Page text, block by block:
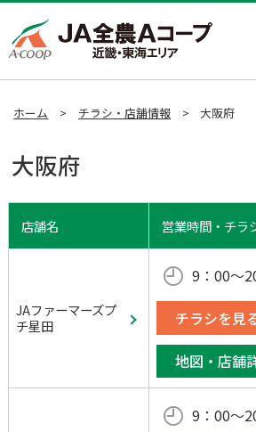
ホーム > チラシ・店舗情報 > 大阪府
大阪府
店舗名 営業時間・チラ
JAファーマーズプ
チ星田
9：00～
チラシを見
地図・店舗
9：00～